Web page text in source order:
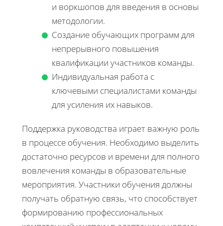
и воркшопов для введения в основы
методологии.
Создание обучающих программ для
непрерывного повышения
квалификации участников команды.
Индивидуальная работа с
ключевыми специалистами команды
для усиления их навыков.
Поддержка руководства играет важную роль
в процессе обучения. Необходимо выделить
достаточно ресурсов и времени для полного
вовлечения команды в образовательные
мероприятия. Участники обучения должны
получать обратную связь, что способствует
формированию профессиональных